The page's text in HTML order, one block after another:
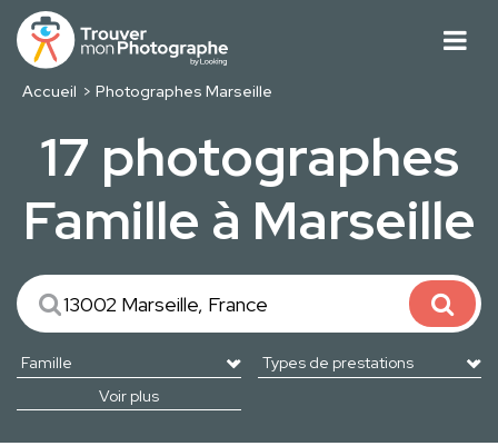
Accueil Photographes Marseille
17 photographes
Famille à Marseille
Voir plus